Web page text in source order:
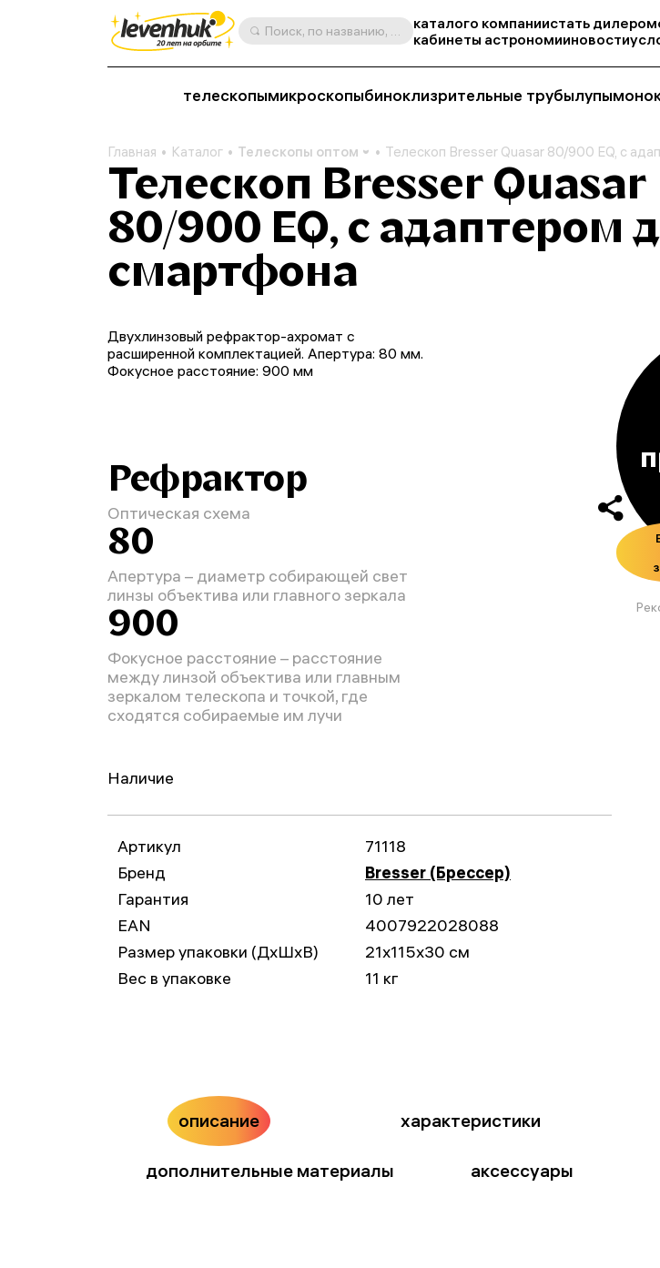
Поиск, по названию, артикулу, категории и др. каталого компаниистать дилером
кабинеты астрономииновости
телескопымикроскопыбиноклизрительные трубылупы
Главная Каталог Телескопы оптом Телескоп Bresser Quasar 80/900 EQ, с
Телескоп Bresser Quasar
80/900 EQ, с адаптером
смартфона
Двухлинзовый рефрактор-ахромат с
расширенной комплектацией. Апертура: 80 мм.
Фокусное расстояние: 900 мм
Рефрактор
Оптическая схема
80
Апертура – диаметр собирающей свет
линзы объектива или главного зеркала
900
Фокусное расстояние – расстояние
между линзой объектива или главным
зеркалом телескопа и точкой, где
сходятся собираемые им лучи
Наличие
Артикул
71118
Бренд
Bresser (Брессер)
Гарантия
10 лет
EAN
4007922028088
Размер упаковки (ДxШxВ)
21x115x30 см
Вес в упаковке
11 кг
описание характеристики
дополнительные материалы аксессуары